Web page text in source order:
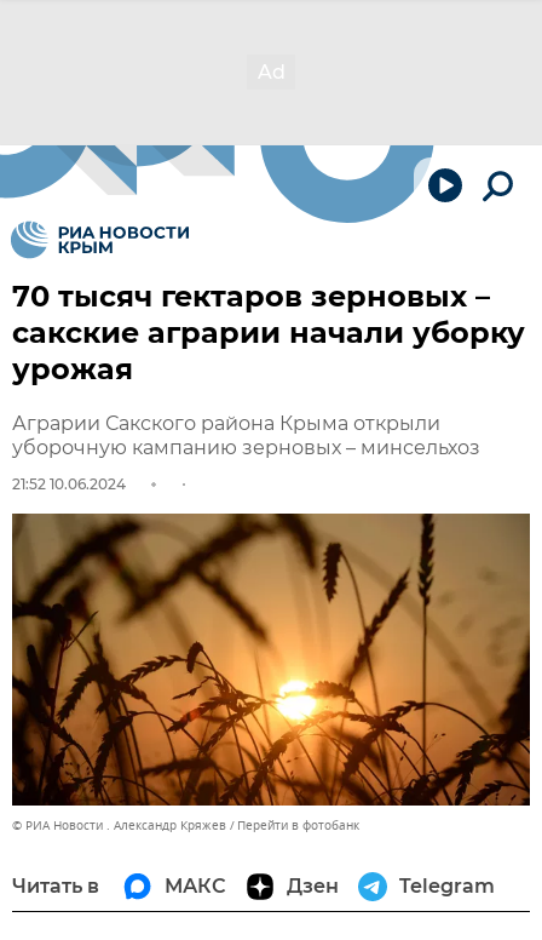
70 тысяч гектаров зерновых –
сакские аграрии начали уборку
урожая
Аграрии Сакского района Крыма открыли
уборочную кампанию зерновых – минсельхоз
21:52 10.06.2024
© РИА Новости . Александр Кряжев Перейти в фотобанк
Читать в МАКС Дзен Telegram